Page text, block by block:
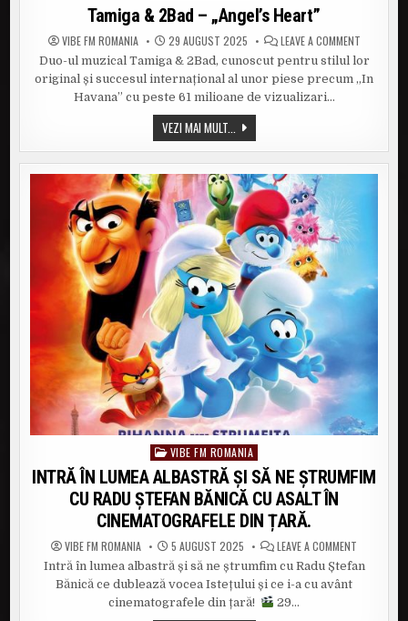
in
Tamiga & 2Bad – „Angel’s Heart”
VIBE FM ROMANIA 29 AUGUST 2025 LEAVE A COMMENTON
&
2BAD
–
Duo-ul muzical Tamiga & 2Bad, cunoscut pentru stilul lor
original și succesul internațional al unor piese precum „In
Havana” cu peste 61 milioane de vizualizari…
VEZI MAI MULT... TAMIGA
&
2BAD
–
„ANGEL’S
HEART”
Posted
in
VIBE FM ROMANIA
INTRĂ ÎN LUMEA ALBASTRĂ ȘI SĂ NE ȘTRUMFIM
CU RADU ȘTEFAN BĂNICĂ CU ASALT ÎN
CINEMATOGRAFELE DIN ȚARĂ.
VIBE FM ROMANIA 5 AUGUST 2025 LEAVE A COMMENT
ÎN
Intră în lumea albastră și să ne ștrumfim cu Radu Ștefan
Bănică ce dublează vocea Istețului și ce i-a cu avânt
cinematografele din țară!
29…